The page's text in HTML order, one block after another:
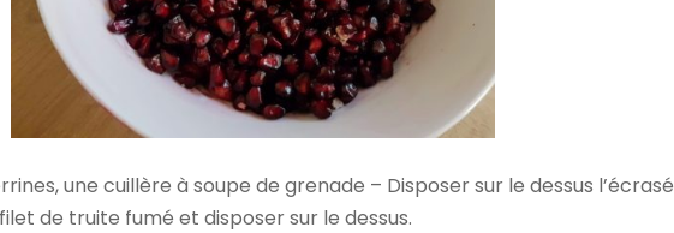
une cuillère à soupe de grenade – Disposer sur le dessus l’écrasé
de truite fumé et disposer sur le dessus.